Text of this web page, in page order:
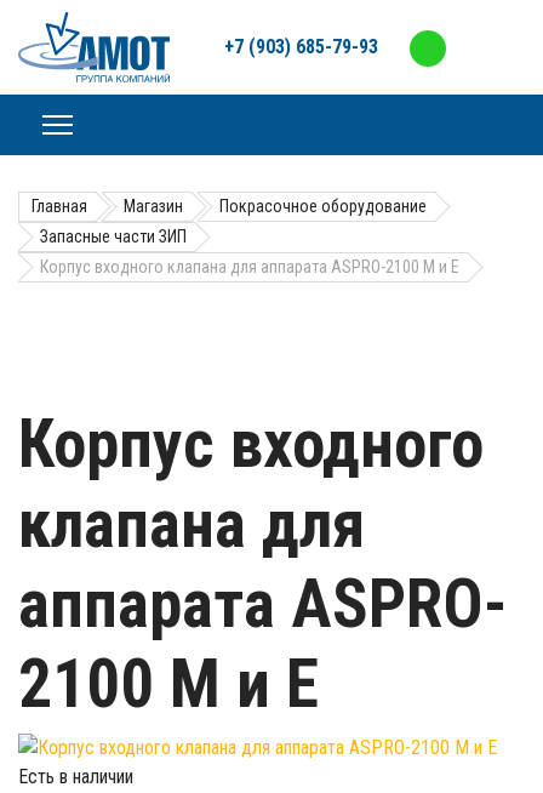
+7 (903) 685-79-93
Главная Магазин
Покрасочное оборудование
Запасные части ЗИП
Корпус входного клапана для аппарата ASPRO-2100 М и E
Корпус входного
клапана для
аппарата ASPRO-
2100 М и E
Есть в наличии